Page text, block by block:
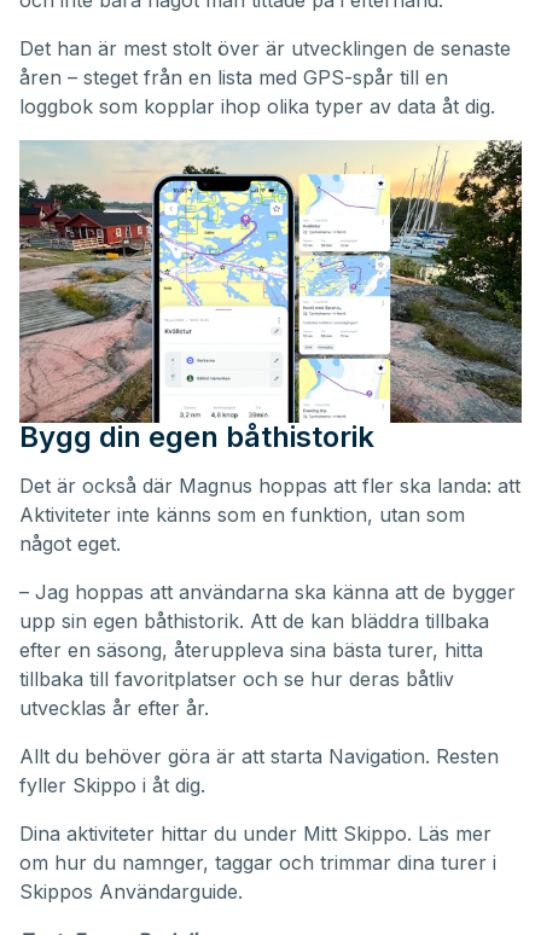
Det han är mest stolt över är utvecklingen de senaste
åren – steget från en lista med GPS-spår till en
loggbok som kopplar ihop olika typer av data åt dig.
Bygg din egen båthistorik
Det är också där Magnus hoppas att fler ska landa: att
Aktiviteter inte känns som en funktion, utan som
något eget.
– Jag hoppas att användarna ska känna att de bygger
upp sin egen båthistorik. Att de kan bläddra tillbaka
efter en säsong, återuppleva sina bästa turer, hitta
tillbaka till favoritplatser och se hur deras båtliv
utvecklas år efter år.
Allt du behöver göra är att starta Navigation. Resten
fyller Skippo i åt dig.
Dina aktiviteter hittar du under Mitt Skippo. Läs mer
om hur du namnger, taggar och trimmar dina turer i
Skippos Användarguide.